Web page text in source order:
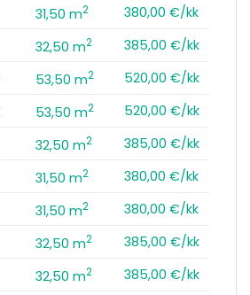
31,50 m2
380,00 €/kk
32,50 m2
385,00 €/kk
53,50 m2
520,00 €/kk
53,50 m2
520,00 €/kk
32,50 m2
385,00 €/kk
31,50 m2
380,00 €/kk
31,50 m2
380,00 €/kk
32,50 m2
385,00 €/kk
32,50 m2
385,00 €/kk